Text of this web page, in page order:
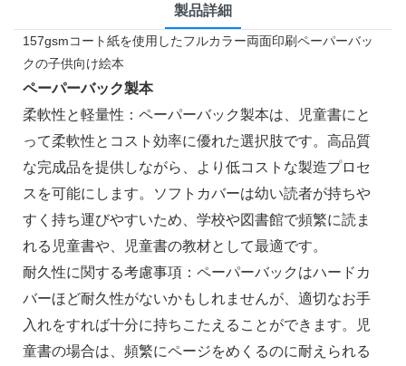
製品詳細
157gsmコート紙を使用したフルカラー両面印刷ペーパーバッ
クの子供向け絵本
ペーパーバック製本
柔軟性と軽量性：ペーパーバック製本は、児童書にと
って柔軟性とコスト効率に優れた選択肢です。高品質
な完成品を提供しながら、より低コストな製造プロセ
スを可能にします。ソフトカバーは幼い読者が持ちや
すく持ち運びやすいため、学校や図書館で頻繁に読ま
れる児童書や、児童書の教材として最適です。
耐久性に関する考慮事項：ペーパーバックはハードカ
バーほど耐久性がないかもしれませんが、適切なお手
入れをすれば十分に持ちこたえることができます。児
童書の場合は、頻繁にページをめくるのに耐えられる